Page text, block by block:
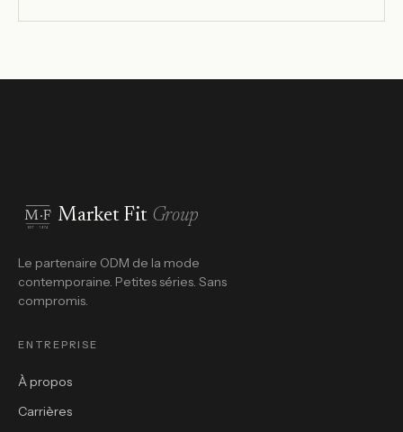
M·F
EST · 1974
Market Fit Group
Le partenaire ODM de la mode
contemporaine. Petites séries. Sans
compromis.
ENTREPRISE
À propos
Carrières